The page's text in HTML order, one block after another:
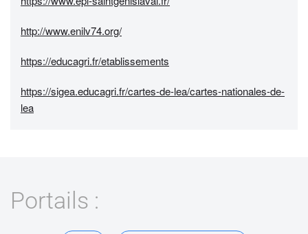
http://www.enilv74.org/
https://educagri.fr/etablissements
https://sigea.educagri.fr/cartes-de-lea/cartes-nationales-de-
lea
Portails :